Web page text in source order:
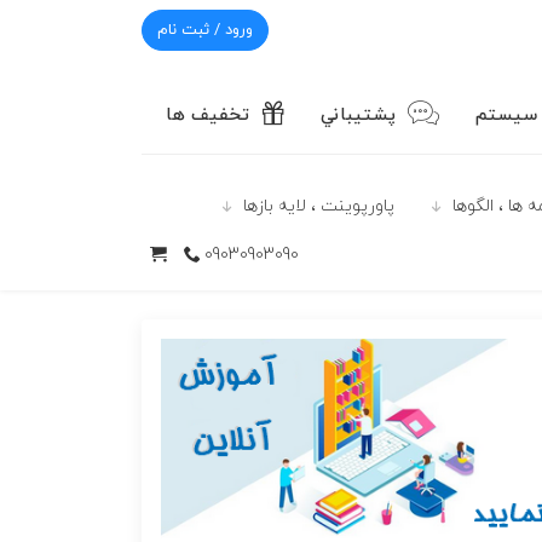
ورود / ثبت نام
سیستم پشتيباني تخفیف ها
ها ، الگوها پاورپوينت ، لایه بازها
09030903090